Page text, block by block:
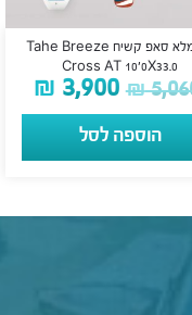
סט מלא סאפ קשיח Tahe Breeze
Cross AT 10’0X33.0
₪
₪ 3,900
הוספה לסל